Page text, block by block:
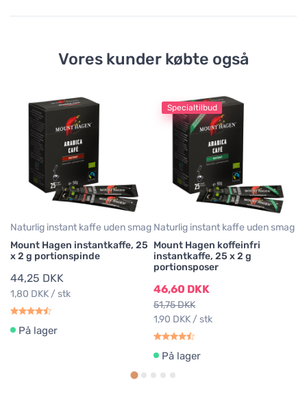
Vores kunder købte også
Naturlig instant kaffe uden smag
Mount Hagen instantkaffe, 25
x 2 g portionspinde
44,25 DKK
1,80 DKK / stk
På lager
Specialtilbud
Naturlig instant kaffe uden smag
Mount Hagen koffeinfri
instantkaffe, 25 x 2 g
portionsposer
46,60 DKK
51,75 DKK
1,90 DKK / stk
På lager